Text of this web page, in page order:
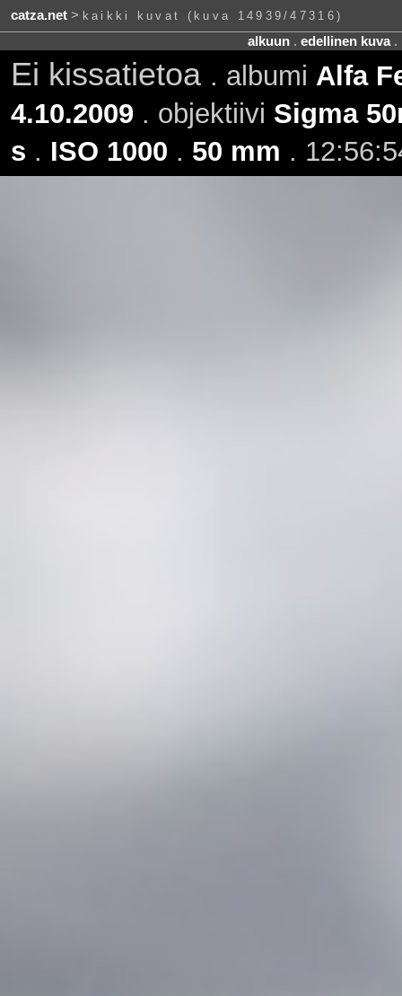
catza.net> kaikki kuvat (kuva 14939/47316)
alkuun. edellinen kuva.
Ei kissatietoa . albumi Alfa
4.10.2009 . objektiivi Sigma
s . ISO 1000 . 50 mm .